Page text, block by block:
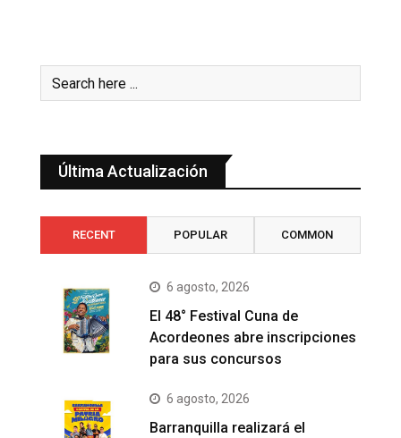
Última Actualización
RECENT POPULAR COMMON
6 agosto, 2026
El 48° Festival Cuna de
Acordeones abre inscripciones
para sus concursos
6 agosto, 2026
Barranquilla realizará el